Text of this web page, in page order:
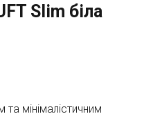
Slim біла
мінімалістичним